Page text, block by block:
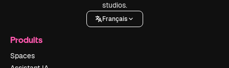
studios.
Français
Produits
Spaces